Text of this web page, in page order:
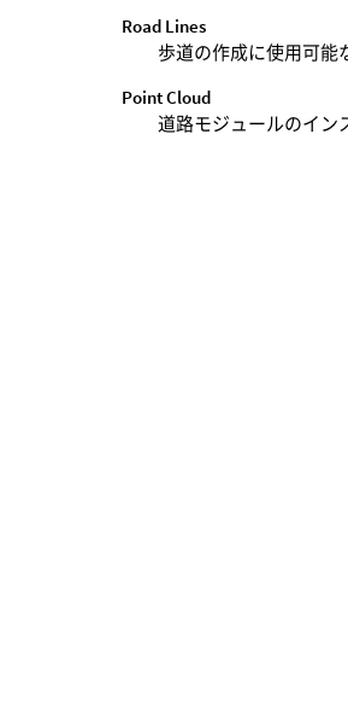
Road Lines
歩道の作成に使用可能
Point Cloud
道路モジュールのイン